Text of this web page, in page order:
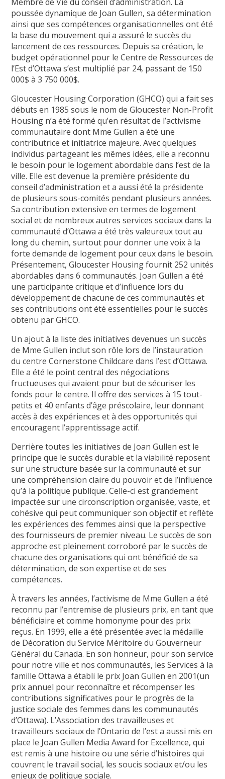
poussée dynamique de Joan Gullen, sa détermination
ainsi que ses compétences organisationnelles ont été
la base du mouvement qui a assuré le succès du
lancement de ces ressources. Depuis sa création, le
budget opérationnel pour le Centre de Ressources de
l’Est d’Ottawa s’est multiplié par 24, passant de 150
000$ à 3 750 000$.
Gloucester Housing Corporation (GHCO) qui a fait ses
débuts en 1985 sous le nom de Gloucester Non-Profit
Housing n’a été formé qu’en résultat de l’activisme
communautaire dont Mme Gullen a été une
contributrice et initiatrice majeure. Avec quelques
individus partageant les mêmes idées, elle a reconnu
le besoin pour le logement abordable dans l’est de la
ville. Elle est devenue la première présidente du
conseil d’administration et a aussi été la présidente
de plusieurs sous-comités pendant plusieurs années.
Sa contribution extensive en termes de logement
social et de nombreux autres services sociaux dans la
communauté d’Ottawa a été très valeureux tout au
long du chemin, surtout pour donner une voix à la
forte demande de logement pour ceux dans le besoin.
Présentement, Gloucester Housing fournit 252 unités
abordables dans 6 communautés. Joan Gullen a été
une participante critique et d’influence lors du
développement de chacune de ces communautés et
ses contributions ont été essentielles pour le succès
obtenu par GHCO.
Un ajout à la liste des initiatives devenues un succès
de Mme Gullen inclut son rôle lors de l’instauration
du centre Cornerstone Childcare dans l’est d’Ottawa.
Elle a été le point central des négociations
fructueuses qui avaient pour but de sécuriser les
fonds pour le centre. Il offre des services à 15 tout-
petits et 40 enfants d’âge préscolaire, leur donnant
accès à des expériences et à des opportunités qui
encouragent l’apprentissage actif.
Derrière toutes les initiatives de Joan Gullen est le
principe que le succès durable et la viabilité reposent
sur une structure basée sur la communauté et sur
une compréhension claire du pouvoir et de l’influence
qu’à la politique publique. Celle-ci est grandement
impactée sur une circonscription organisée, vaste, et
cohésive qui peut communiquer son objectif et reflète
les expériences des femmes ainsi que la perspective
des fournisseurs de premier niveau. Le succès de son
approche est pleinement corroboré par le succès de
chacune des organisations qui ont bénéficié de sa
détermination, de son expertise et de ses
compétences.
À travers les années, l’activisme de Mme Gullen a été
reconnu par l’entremise de plusieurs prix, en tant que
bénéficiaire et comme homonyme pour des prix
reçus. En 1999, elle a été présentée avec la médaille
de Décoration du Service Méritoire du Gouverneur
Général du Canada. En son honneur, pour son service
pour notre ville et nos communautés, les Services à la
famille Ottawa a établi le prix Joan Gullen en 2001(un
prix annuel pour reconnaître et récompenser les
contributions significatives pour le progrès de la
justice sociale des femmes dans les communautés
d’Ottawa). L’Association des travailleuses et
travailleurs sociaux de l’Ontario de l’est a aussi mis en
place le Joan Gullen Media Award for Excellence, qui
est remis à une histoire ou une série d’histoires qui
couvrent le travail social, les soucis sociaux et/ou les
enjeux de politique sociale.